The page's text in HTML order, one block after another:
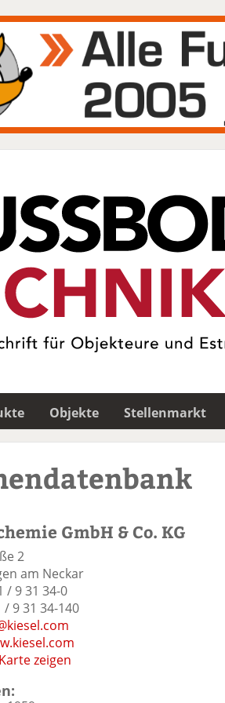
Objekte
Stellenmarkt
GmbH & Co. KG
2
am Neckar
/ 9 31 34-0
/ 9 31 34-140
zeigen